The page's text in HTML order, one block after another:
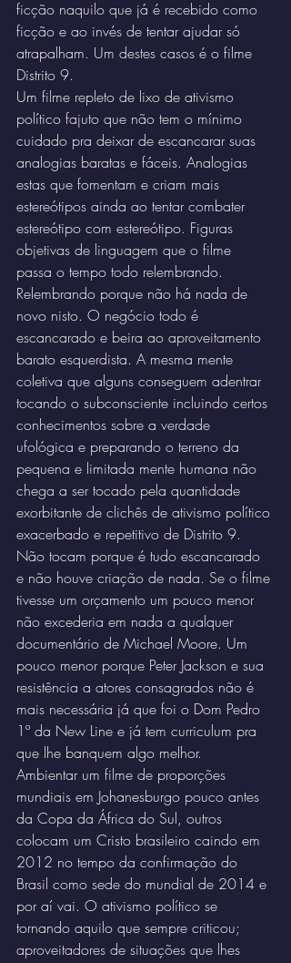
ficção naquilo que já é recebido como
ficção e ao invés de tentar ajudar só
atrapalham. Um destes casos é o filme
Distrito 9.
Um filme repleto de lixo de ativismo
político fajuto que não tem o mínimo
cuidado pra deixar de escancarar suas
analogias baratas e fáceis. Analogias
estas que fomentam e criam mais
estereótipos ainda ao tentar combater
estereótipo com estereótipo. Figuras
objetivas de linguagem que o filme
passa o tempo todo relembrando.
Relembrando porque não há nada de
novo nisto. O negócio todo é
escancarado e beira ao aproveitamento
barato esquerdista. A mesma mente
coletiva que alguns conseguem adentrar
tocando o subconsciente incluindo certos
conhecimentos sobre a verdade
ufológica e preparando o terreno da
pequena e limitada mente humana não
chega a ser tocado pela quantidade
exorbitante de clichês de ativismo político
exacerbado e repetitivo de Distrito 9.
Não tocam porque é tudo escancarado
e não houve criação de nada. Se o filme
tivesse um orçamento um pouco menor
não excederia em nada a qualquer
documentário de Michael Moore. Um
pouco menor porque Peter Jackson e sua
resistência a atores consagrados não é
mais necessária já que foi o Dom Pedro
1º da New Line e já tem curriculum pra
que lhe banquem algo melhor.
Ambientar um filme de proporções
mundiais em Johanesburgo pouco antes
da Copa da África do Sul, outros
colocam um Cristo brasileiro caindo em
2012 no tempo da confirmação do
Brasil como sede do mundial de 2014 e
por aí vai. O ativismo político se
tornando aquilo que sempre criticou;
aproveitadores de situações que lhes